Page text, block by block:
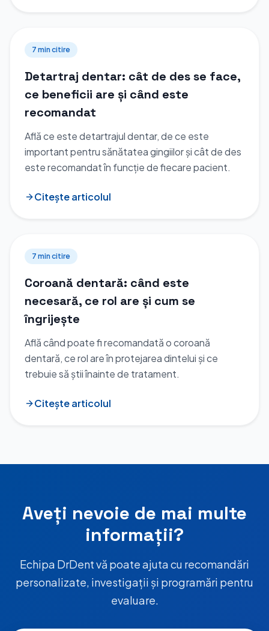
7 min citire
Detartraj dentar: cât de des se face,
ce beneficii are și când este
recomandat
Află ce este detartrajul dentar, de ce este
important pentru sănătatea gingiilor și cât de des
este recomandat în funcție de fiecare pacient.
Citește articolul
7 min citire
Coroană dentară: când este
necesară, ce rol are și cum se
îngrijește
Află când poate fi recomandată o coroană
dentară, ce rol are în protejarea dintelui și ce
trebuie să știi înainte de tratament.
Citește articolul
Aveți nevoie de mai multe
informații?
Echipa DrDent vă poate ajuta cu recomandări
personalizate, investigații și programări pentru
evaluare.